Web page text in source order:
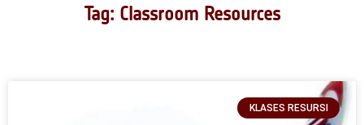
Tag: Classroom Resources
KLASES RESURSI